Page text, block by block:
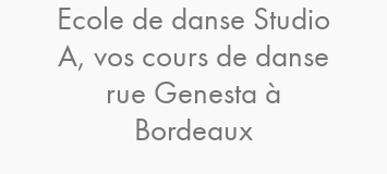
Ecole de danse Studio
A, vos cours de danse
rue Genesta à
Bordeaux